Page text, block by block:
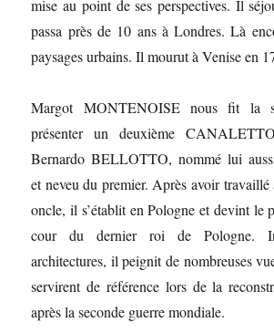
mise au point de ses perspectives. Il
passa près de 10 ans à Londres. Là
paysages urbains. Il mourut à Venise en
Margot MONTENOISE nous fit la
présenter un deuxième
Bernardo BELLOTTO, nommé lui
et neveu du premier. Après avoir travaillé
oncle, il s’établit en Pologne et devint le
cour du dernier roi de Pologne.
architectures, il peignit de nombreuses
servirent de référence lors de la
après la seconde guerre mondiale.